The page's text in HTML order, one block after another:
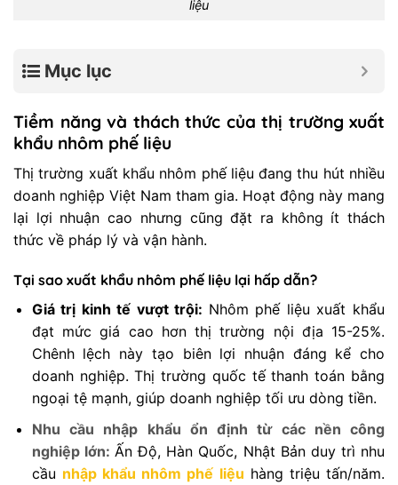
liệu
Mục lục
Tiềm năng và thách thức của thị trường xuất
khẩu nhôm phế liệu
Thị trường xuất khẩu nhôm phế liệu đang thu hút nhiều
doanh nghiệp Việt Nam tham gia. Hoạt động này mang
lại lợi nhuận cao nhưng cũng đặt ra không ít thách
thức về pháp lý và vận hành.
Tại sao xuất khẩu nhôm phế liệu lại hấp dẫn?
Giá trị kinh tế vượt trội: Nhôm phế liệu xuất khẩu
đạt mức giá cao hơn thị trường nội địa 15-25%.
Chênh lệch này tạo biên lợi nhuận đáng kể cho
doanh nghiệp. Thị trường quốc tế thanh toán bằng
ngoại tệ mạnh, giúp doanh nghiệp tối ưu dòng tiền.
Nhu cầu nhập khẩu ổn định từ các nền công
nghiệp lớn: Ấn Độ, Hàn Quốc, Nhật Bản duy trì nhu
cầu nhập khẩu nhôm phế liệu hàng triệu tấn/năm.